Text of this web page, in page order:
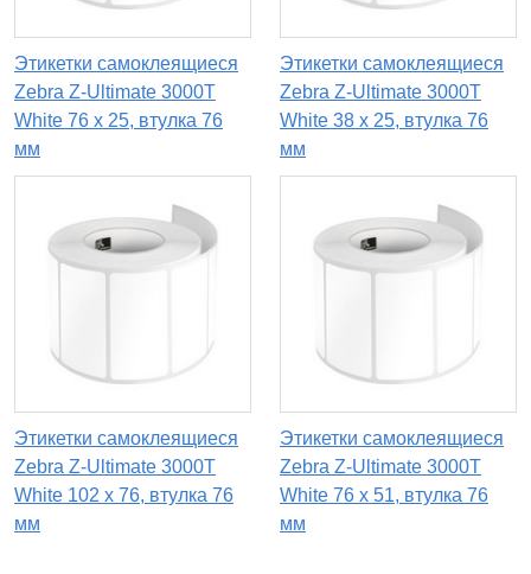
Этикетки самоклеящиеся
Zebra Z-Ultimate 3000T
White 76 x 25, втулка 76
мм
Этикетки самоклеящиеся
Zebra Z-Ultimate 3000T
White 38 x 25, втулка 76
мм
Этикетки самоклеящиеся
Zebra Z-Ultimate 3000T
White 102 x 76, втулка 76
мм
Этикетки самоклеящиеся
Zebra Z-Ultimate 3000T
White 76 x 51, втулка 76
мм